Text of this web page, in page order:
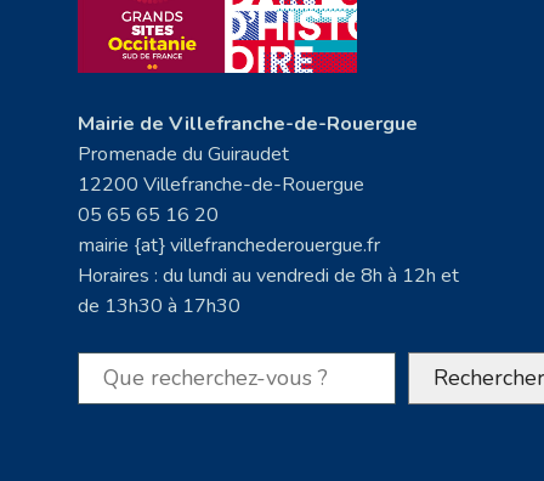
Mairie de Villefranche-de-Rouergue
Promenade du Guiraudet
12200 Villefranche-de-Rouergue
05 65 65 16 20
mairie {at} villefranchederouergue.fr
Horaires : du lundi au vendredi de 8h à 12h et
de 13h30 à 17h30
Rechercher Rechercher